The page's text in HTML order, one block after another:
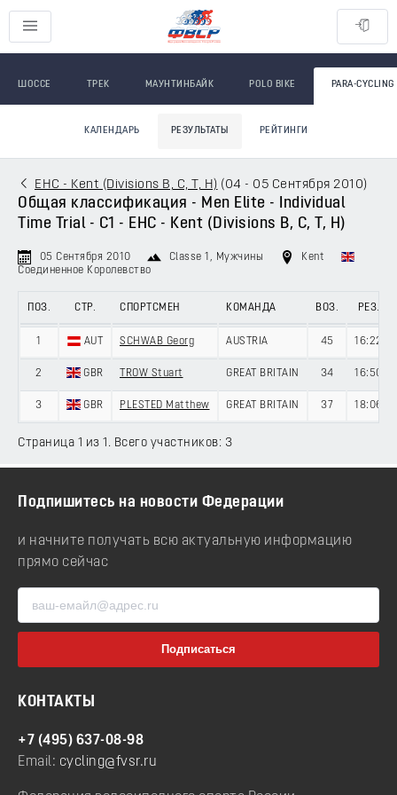
ШОССЕ ТРЕК МАУНТИНБАЙК POLO BIKE PARA-CYCLING
КАЛЕНДАРЬ РЕЗУЛЬТАТЫ РЕЙТИНГИ
EHC - Kent (Divisions B, C, T, H) ( 04 - 05 Сентября 2010)
Общая классификация - Men Elite - Individual
Time Trial - C1 - EHC - Kent (Divisions B, C, T, H)
05 Сентября 2010 Classe 1 , Мужчины
Kent
Соединенное Королевство
ПОЗ. СТР. СПОРТСМЕН КОМАНДА ВОЗ. РЕЗ.
1 AUT SCHWAB Georg AUSTRIA 45 16:22
2 GBR TROW Stuart GREAT BRITAIN 34 16:50
3 GBR PLESTED Matthew GREAT BRITAIN 37 18:06
Страница 1 из 1. Всего участников: 3
Подпишитесь на новости Федерации
и начните получать всю актуальную информацию
прямо сейчас
КОНТАКТЫ
+7 (495) 637-08-98
Email: cycling@fvsr.ru